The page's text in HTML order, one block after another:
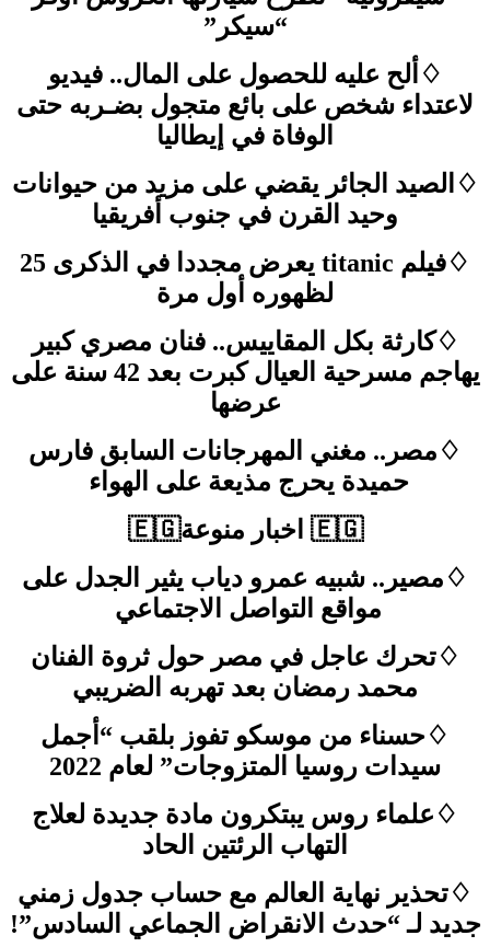
“سيكر”
♢ألح عليه للحصول على المال.. فيديو
لاعتداء شخص على بائع متجول بضـربه حتى
الوفاة في إيطاليا
♢الصيد الجائر يقضي على مزيد من حيوانات
وحيد القرن في جنوب أفريقيا
♢فيلم titanic يعرض مجددا في الذكرى 25
لظهوره أول مرة
♢كارثة بكل المقاييس.. فنان مصري كبير
يهاجم مسرحية العيال كبرت بعد 42 سنة على
عرضها
♢مصر.. مغني المهرجانات السابق فارس
حميدة يحرج مذيعة على الهواء
🇪🇬 اخبار منوعة🇪🇬
♢مصير.. شبيه عمرو دياب يثير الجدل على
مواقع التواصل الاجتماعي
♢تحرك عاجل في مصر حول ثروة الفنان
محمد رمضان بعد تهربه الضريبي
♢حسناء من موسكو تفوز بلقب “أجمل
سيدات روسيا المتزوجات” لعام 2022
♢علماء روس يبتكرون مادة جديدة لعلاج
التهاب الرئتين الحاد
♢تحذير نهاية العالم مع حساب جدول زمني
جديد لـ “حدث الانقراض الجماعي السادس”!